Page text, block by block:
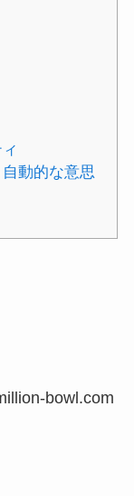
動的な意思
bowl.com